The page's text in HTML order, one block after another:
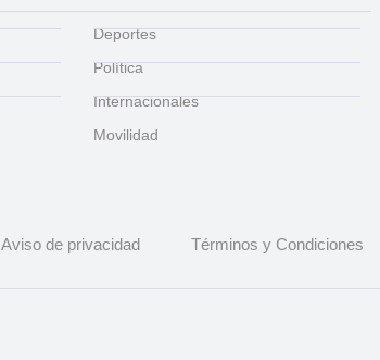
Deportes
Política
Internacionales
Movilidad
Aviso de privacidad Términos y Condiciones